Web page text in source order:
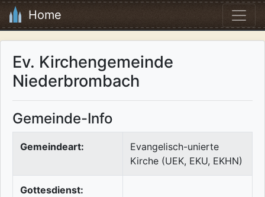
Home
Ev. Kirchengemeinde
Niederbrombach
Gemeinde-Info
Gemeindeart:
Evangelisch-unierte
Kirche (UEK, EKU, EKHN)
Gottesdienst: